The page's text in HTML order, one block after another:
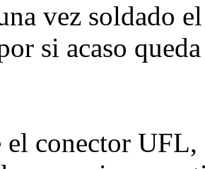
vez soldado
si acaso
el conector UFL,